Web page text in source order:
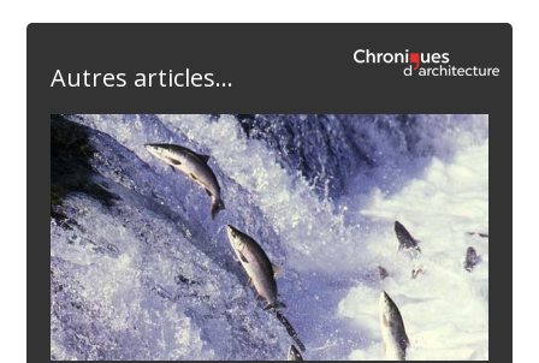
Autres articles...